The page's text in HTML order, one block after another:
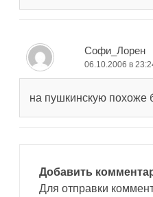
Софи_Лорен
06.10.2006 в
на пушкинскую похоже
Добавить
Для отправки